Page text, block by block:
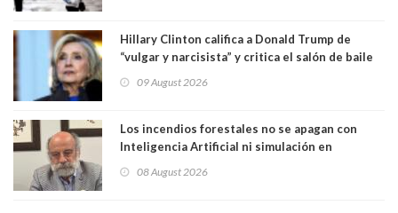
Hillary Clinton califica a Donald Trump de
“vulgar y narcisista” y critica el salón de baile
casa. Y la está destruyendo”
09 August 2026
Los incendios forestales no se apagan con
Inteligencia Artificial ni simulación en
Magister en Asentamientos Humanos PUC
08 August 2026